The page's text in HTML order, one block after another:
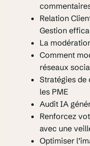
Relation
Gestion
La
Comment
réseaux
Stratégies
les PME
Audit IA
Renforcez
avec une
Optimiser